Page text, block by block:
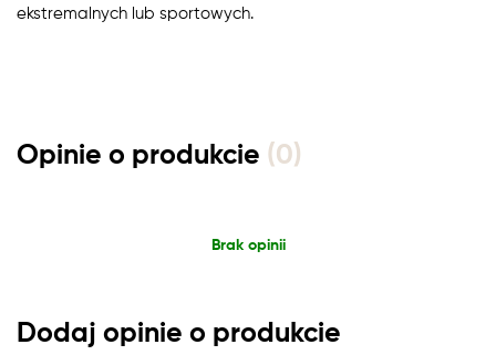
ekstremalnych lub sportowych.
Opinie o produkcie (0)
Brak opinii
Dodaj opinie o produkcie